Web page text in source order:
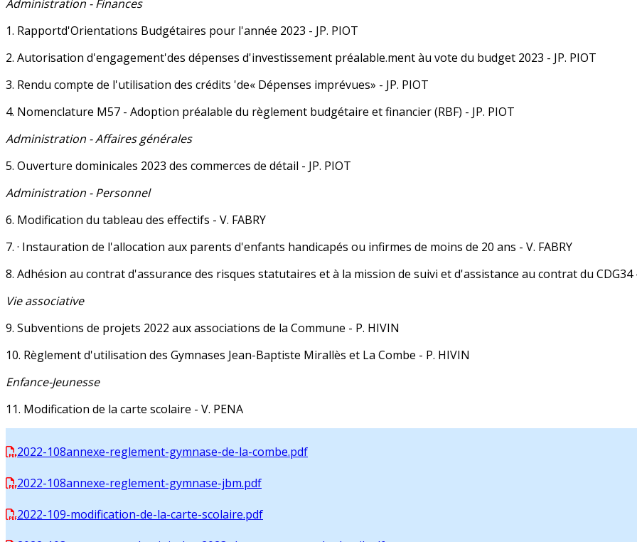
Administration - Finances
1. Rapportd'Orientations Budgétaires pour l'année 2023 - JP. PIOT
2. Autorisation d'engagement'des dépenses d'investissement préalable.ment àu vote du budget 2023 - JP. PIOT
3. Rendu compte de l'utilisation des crédits 'de« Dépenses imprévues» - JP. PIOT
4. Nomenclature M57 - Adoption préalable du règlement budgétaire et financier (RBF) - JP. PIOT
Administration - Affaires générales
5. Ouverture dominicales 2023 des commerces de détail - JP. PIOT
Administration - Personnel
6. Modification du tableau des effectifs - V. FABRY
7. · Instauration de l'allocation aux parents d'enfants handicapés ou infirmes de moins de 20 ans - V. FABRY
8. Adhésion au contrat d'assurance des risques statutaires et à la mission de suivi et d'assistance au contrat du CDG34 -
Vie associative
9. Subventions de projets 2022 aux associations de la Commune - P. HIVIN
10. Règlement d'utilisation des Gymnases Jean-Baptiste Mirallès et La Combe - P. HIVIN
Enfance-Jeunesse
11. Modification de la carte scolaire - V. PENA
2022-108annexe-reglement-gymnase-de-la-combe.pdf
2022-108annexe-reglement-gymnase-jbm.pdf
2022-109-modification-de-la-carte-scolaire.pdf